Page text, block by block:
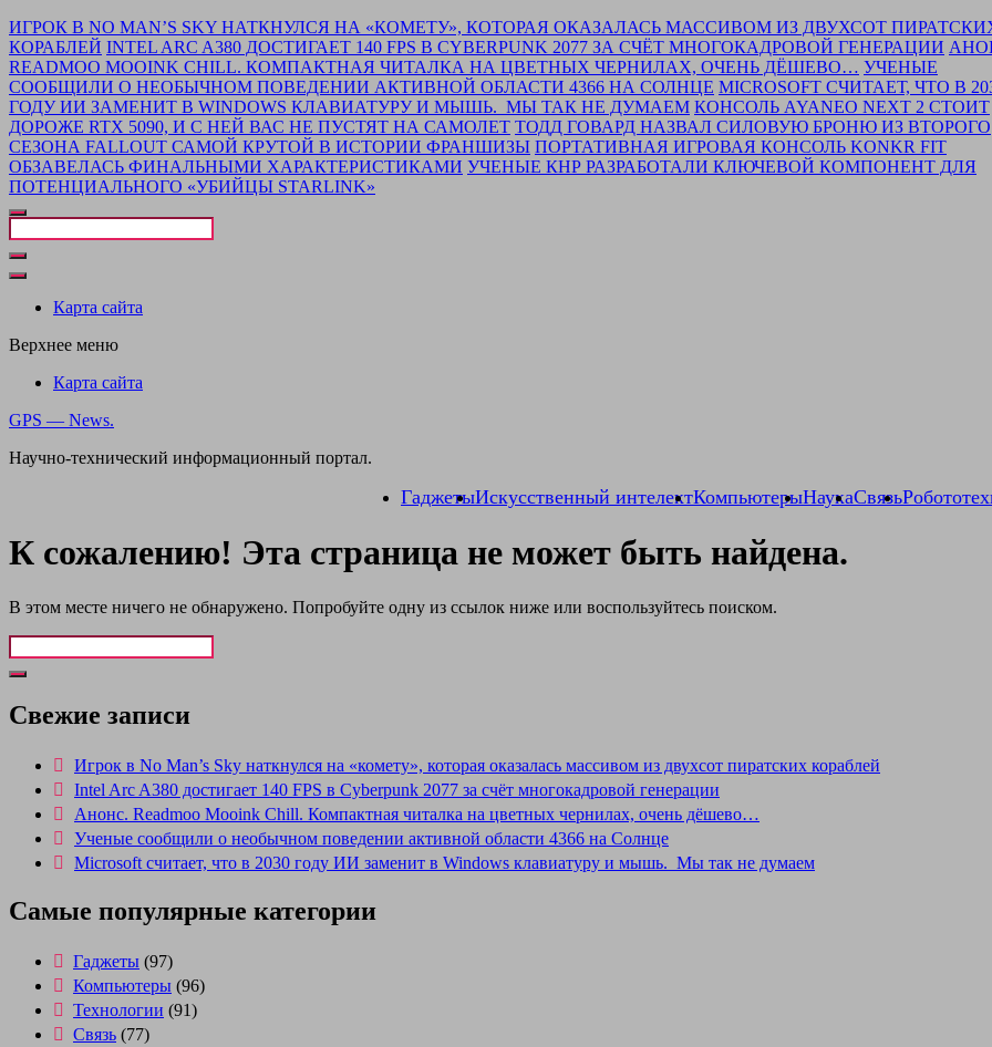
Перейти
к
основному
контенту
ИГРОК В NO MAN’S SKY НАТКНУЛСЯ НА «КОМЕТУ», КОТОРАЯ ОКАЗАЛАСЬ МАССИВОМ ИЗ ДВУХСОТ
КОРАБЛЕЙ INTEL ARC A380 ДОСТИГАЕТ 140 FPS В CYBERPUNK 2077 ЗА СЧЁТ МНОГОКАДРОВОЙ ГЕНЕРАЦИИ
READMOO MOOINK CHILL. КОМПАКТНАЯ ЧИТАЛКА НА ЦВЕТНЫХ ЧЕРНИЛАХ, ОЧЕНЬ ДЁШЕВО… УЧЕНЫЕ
СООБЩИЛИ О НЕОБЫЧНОМ ПОВЕДЕНИИ АКТИВНОЙ ОБЛАСТИ 4366 НА СОЛНЦЕ MICROSOFT СЧИТАЕТ, ЧТО В
ГОДУ ИИ ЗАМЕНИТ В WINDOWS КЛАВИАТУРУ И МЫШЬ. МЫ ТАК НЕ ДУМАЕМ КОНСОЛЬ AYANEO NEXT 2 СТОИТ
ДОРОЖЕ RTX 5090, И С НЕЙ ВАС НЕ ПУСТЯТ НА САМОЛЕТ ТОДД ГОВАРД НАЗВАЛ СИЛОВУЮ БРОНЮ ИЗ ВТОРОГО
СЕЗОНА FALLOUT САМОЙ КРУТОЙ В ИСТОРИИ ФРАНШИЗЫ ПОРТАТИВНАЯ ИГРОВАЯ КОНСОЛЬ KONKR FIT
ОБЗАВЕЛАСЬ ФИНАЛЬНЫМИ ХАРАКТЕРИСТИКАМИ УЧЕНЫЕ КНР РАЗРАБОТАЛИ КЛЮЧЕВОЙ КОМПОНЕНТ ДЛЯ
ПОТЕНЦИАЛЬНОГО «УБИЙЦЫ STARLINK»
Закрыть
поискКарта сайта
Верхнее меню
Карта сайта
GPS — News.
Научно-технический информационный портал.
ГаджетыИскусственный интелектКомпьютерыНаукаСвязь
К сожалению! Эта страница не может быть найдена.
В этом месте ничего не обнаружено. Попробуйте одну из ссылок ниже или воспользуйтесь поиском.
Свежие записи
Игрок в No Man’s Sky наткнулся на «комету», которая оказалась массивом из двухсот пиратских кораблей
Intel Arc A380 достигает 140 FPS в Cyberpunk 2077 за счёт многокадровой генерации
Анонс. Readmoo Mooink Chill. Компактная читалка на цветных чернилах, очень дёшево…
Ученые сообщили о необычном поведении активной области 4366 на Солнце
Microsoft считает, что в 2030 году ИИ заменит в Windows клавиатуру и мышь. Мы так не думаем
Самые популярные категории
Гаджеты (97)
Компьютеры (96)
Технологии (91)
Связь (77)